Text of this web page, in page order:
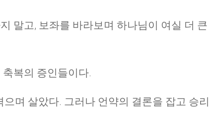
말고, 보좌를 바라보며 하나님이 여실 더 큰
복의 증인들이다.
며 살았다. 그러나 언약의 결론을 잡고 승리